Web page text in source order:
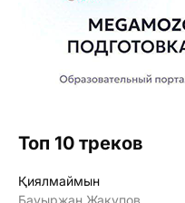
Топ 10 треков
Қиялмаймын
Бауыржан Жакупов